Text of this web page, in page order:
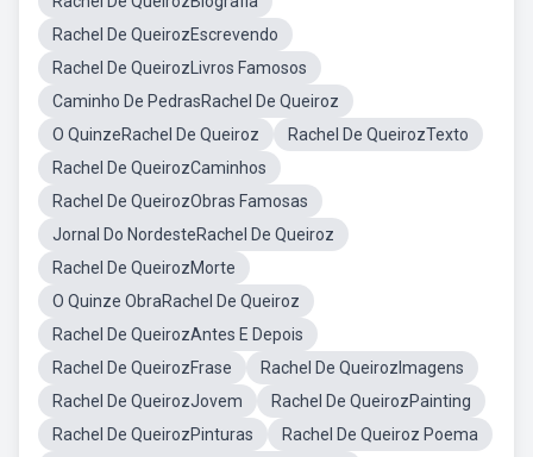
Rachel De QueirozEscrevendo
Rachel De QueirozLivros Famosos
Caminho De PedrasRachel De Queiroz
O QuinzeRachel De Queiroz
Rachel De QueirozTexto
Rachel De QueirozCaminhos
Rachel De QueirozObras Famosas
Jornal Do NordesteRachel De Queiroz
Rachel De QueirozMorte
O Quinze ObraRachel De Queiroz
Rachel De QueirozAntes E Depois
Rachel De QueirozFrase
Rachel De QueirozImagens
Rachel De QueirozJovem
Rachel De QueirozPainting
Rachel De QueirozPinturas
Rachel De Queiroz Poema